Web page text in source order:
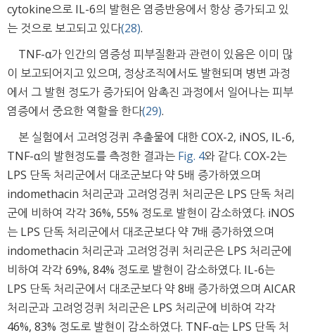
cytokine으로 IL-6의 발현은 염증반응에서 항상 증가되고 있
는 것으로 보고되고 있다(28).
TNF-α가 인간의 염증성 피부질환과 관련이 있음은 이미 많
이 보고되어지고 있으며, 정상조직에서도 발현되며 병변 과정
에서 그 발현 정도가 증가되어 암촉진 과정에서 일어나는 피부
염증에서 중요한 역할을 한다(29).
본 실험에서 고려엉겅퀴 추출물에 대한 COX-2, iNOS, IL-6,
TNF-α의 발현정도를 측정한 결과는 Fig. 4와 같다. COX-2는
LPS 단독 처리군에서 대조군보다 약 5배 증가하였으며
indomethacin 처리군과 고려엉겅퀴 처리군은 LPS 단독 처리
군에 비하여 각각 36%, 55% 정도로 발현이 감소하였다. iNOS
는 LPS 단독 처리군에서 대조군보다 약 7배 증가하였으며
indomethacin 처리군과 고려엉겅퀴 처리군은 LPS 처리군에
비하여 각각 69%, 84% 정도로 발현이 감소하였다. IL-6는
LPS 단독 처리군에서 대조군보다 약 8배 증가하였으며 AICAR
처리군과 고려엉겅퀴 처리군은 LPS 처리군에 비하여 각각
46%, 83% 정도로 발현이 감소하였다. TNF-α는 LPS 단독 처